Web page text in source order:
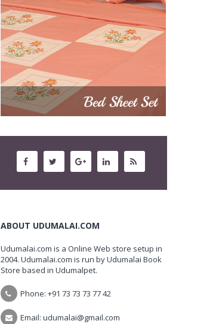
ABOUT UDUMALAI.COM
Udumalai.com is a Online Web store setup in
2004. Udumalai.com is run by Udumalai Book
Store based in Udumalpet.
Phone: +91 73 73 73 77 42
Email: udumalai@gmail.com